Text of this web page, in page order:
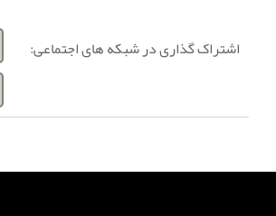
اشتراک گذاری در شبکه های اجتماعی: